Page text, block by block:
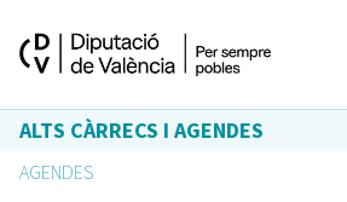
ALTS CÀRRECS I AGENDES
AGENDES